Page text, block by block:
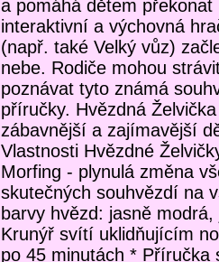
a pomáhá dětem
interaktivní a výchovná
(např. také Velký vůz)
nebe. Rodiče mohou
poznávat tyto známá
příručky. Hvězdná
zábavnější a zajímavější
Vlastnosti Hvězdné
Morfing - plynulá změna
skutečných souhvězdí na
barvy hvězd: jasně
Krunýř svítí uklidňujícím
po 45 minutách * Příručka